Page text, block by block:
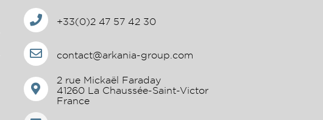
+33(0)2 47 57 42 30
contact@arkania-group.com
2 rue Mickaël Faraday
41260 La Chaussée-Saint-Victor
France